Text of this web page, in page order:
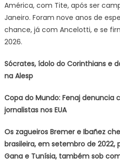
América, com Tite, após ser
Janeiro. Foram nove anos de
chance, já com Ancelotti, e se
2026.
Sócrates, ídolo do Corinthians e
na Alesp
Copa do Mundo: Fenaj denuncia
jornalistas nos EUA
Os zagueiros Bremer e Ibañez
brasileira, em setembro de
Gana e Tunísia, também sob